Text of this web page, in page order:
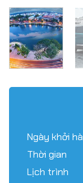
Ngày khởi
Thời gian
Lịch trình